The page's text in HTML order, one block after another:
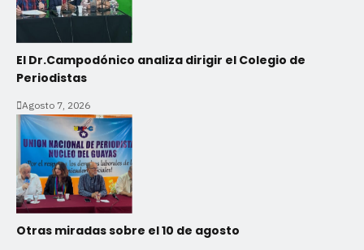
El Dr.Campodónico analiza dirigir el Colegio de
Periodistas
Agosto 7, 2026
Otras miradas sobre el 10 de agosto